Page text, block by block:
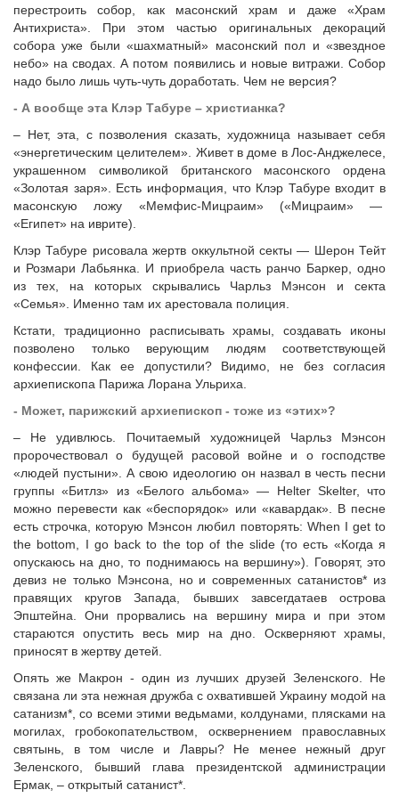
перестроить собор, как масонский храм и даже «Храм
Антихриста». При этом частью оригинальных декораций
собора уже были «шахматный» масонский пол и «звездное
небо» на сводах. А потом появились и новые витражи. Собор
надо было лишь чуть-чуть доработать. Чем не версия?
- А вообще эта Клэр Табуре – христианка?
– Нет, эта, с позволения сказать, художница называет себя
«энергетическим целителем». Живет в доме в Лос-Анджелесе,
украшенном символикой британского масонского ордена
«Золотая заря». Есть информация, что Клэр Табуре входит в
масонскую ложу «Мемфис-Мицраим» («Мицраим» —
«Египет» на иврите).
Клэр Табуре рисовала жертв оккультной секты — Шерон Тейт
и Розмари Лабьянка. И приобрела часть ранчо Баркер, одно
из тех, на которых скрывались Чарльз Мэнсон и секта
«Семья». Именно там их арестовала полиция.
Кстати, традиционно расписывать храмы, создавать иконы
позволено только верующим людям соответствующей
конфессии. Как ее допустили? Видимо, не без согласия
архиепископа Парижа Лорана Ульриха.
- Может, парижский архиепископ - тоже из «этих»?
– Не удивлюсь. Почитаемый художницей Чарльз Мэнсон
пророчествовал о будущей расовой войне и о господстве
«людей пустыни». А свою идеологию он назвал в честь песни
группы «Битлз» из «Белого альбома» — Helter Skelter, что
можно перевести как «беспорядок» или «кавардак». В песне
есть строчка, которую Мэнсон любил повторять: When I get to
the bottom, I go back to the top of the slide (то есть «Когда я
опускаюсь на дно, то поднимаюсь на вершину»). Говорят, это
девиз не только Мэнсона, но и современных сатанистов* из
правящих кругов Запада, бывших завсегдатаев острова
Эпштейна. Они прорвались на вершину мира и при этом
стараются опустить весь мир на дно. Оскверняют храмы,
приносят в жертву детей.
Опять же Макрон - один из лучших друзей Зеленского. Не
связана ли эта нежная дружба с охватившей Украину модой на
сатанизм*, со всеми этими ведьмами, колдунами, плясками на
могилах, гробокопательством, осквернением православных
святынь, в том числе и Лавры? Не менее нежный друг
Зеленского, бывший глава президентской администрации
Ермак, – открытый сатанист*.